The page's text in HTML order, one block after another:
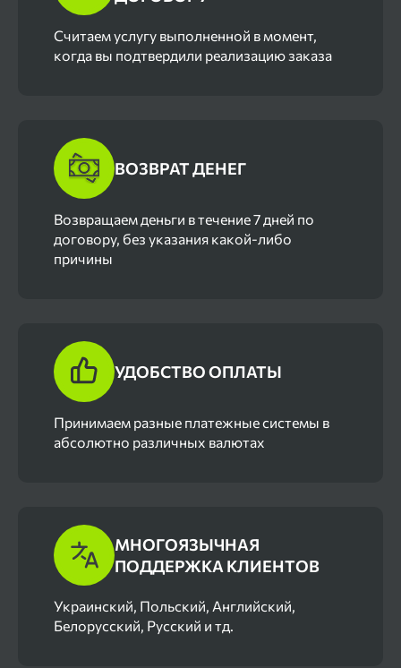
Cчитаем услугу выполненной в момент,
когда вы подтвердили реализацию заказа
ВОЗВРАТ ДЕНЕГ
Возвращаем деньги в течение 7 дней по
договору, без указания какой-либо
причины
УДОБСТВО ОПЛАТЫ
Принимаем разные платежные системы в
абсолютно различных валютах
МНОГОЯЗЫЧНАЯ
ПОДДЕРЖКА КЛИЕНТОВ
Украинский, Польский, Английский,
Белорусский, Русский и тд.